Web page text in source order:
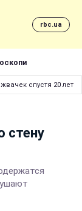
rbc.ua
спустя 20 лет
стену